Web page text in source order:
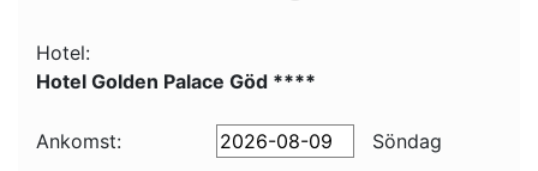
Hotel:
Hotel Golden Palace Göd ****
Ankomst: Söndag